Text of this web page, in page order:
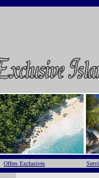
Offres Exclusives